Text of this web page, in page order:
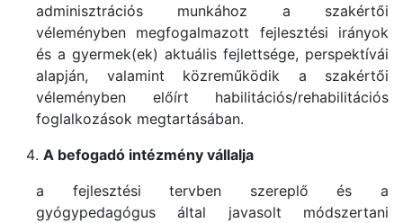
adminisztrációs munkához a szakértői
véleményben megfogalmazott fejlesztési irányok
és a gyermek(ek) aktuális fejlettsége, perspektívái
alapján, valamint közreműködik a szakértői
véleményben előírt habilitációs/rehabilitációs
foglalkozások megtartásában.
A befogadó intézmény vállalja
a fejlesztési tervben szereplő és a
gyógypedagógus által javasolt módszertani